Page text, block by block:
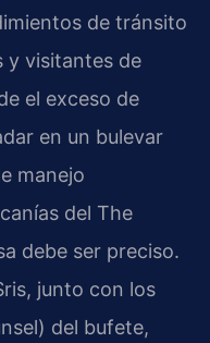
de tránsito
y visitantes de
el exceso de
en un bulevar
manejo
del The
debe ser preciso.
junto con los
del bufete,